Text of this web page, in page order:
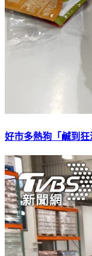
好市多熱狗「鹹到